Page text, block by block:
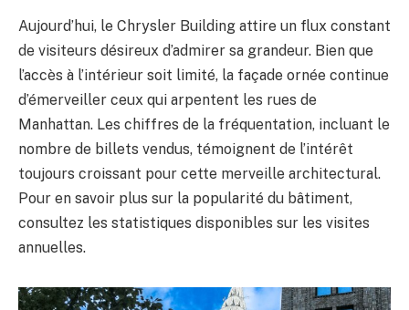
Aujourd’hui, le Chrysler Building attire un flux constant
de visiteurs désireux d’admirer sa grandeur. Bien que
l’accès à l’intérieur soit limité, la façade ornée continue
d’émerveiller ceux qui arpentent les rues de
Manhattan. Les chiffres de la fréquentation, incluant le
nombre de billets vendus, témoignent de l’intérêt
toujours croissant pour cette merveille architectural.
Pour en savoir plus sur la popularité du bâtiment,
consultez les statistiques disponibles sur les visites
annuelles.